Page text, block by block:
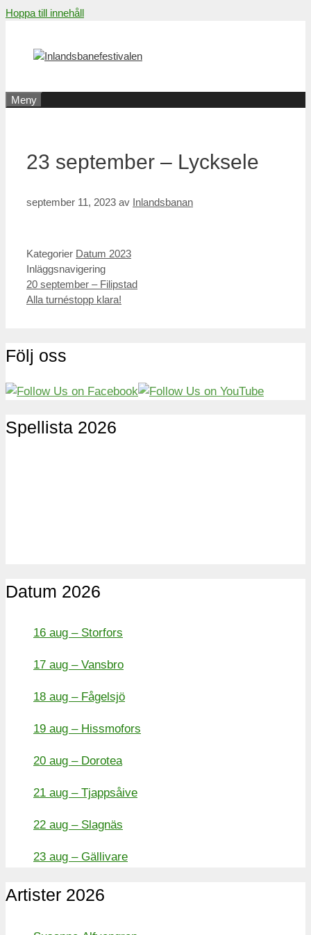
Hoppa till innehåll
Meny
23 september – Lycksele
september 11, 2023 av Inlandsbanan
Kategorier Datum 2023
Inläggsnavigering
20 september – Filipstad
Alla turnéstopp klara!
Följ oss
Spellista 2026
Datum 2026
16 aug – Storfors
17 aug – Vansbro
18 aug – Fågelsjö
19 aug – Hissmofors
20 aug – Dorotea
21 aug – Tjappsåive
22 aug – Slagnäs
23 aug – Gällivare
Artister 2026